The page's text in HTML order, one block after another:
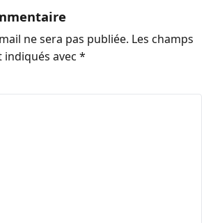
ne sera pas publiée. Les champs
avec *